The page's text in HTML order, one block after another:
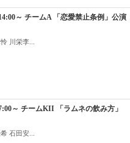
～ チームA 「恋愛禁止条例」公演
川栄李...
～ チームKII 「ラムネの飲み方」
石田安...